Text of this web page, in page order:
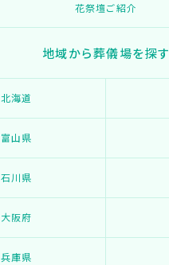
花祭壇ご紹介
地域から葬儀場を探す
北海道
富山県
石川県
大阪府
兵庫県